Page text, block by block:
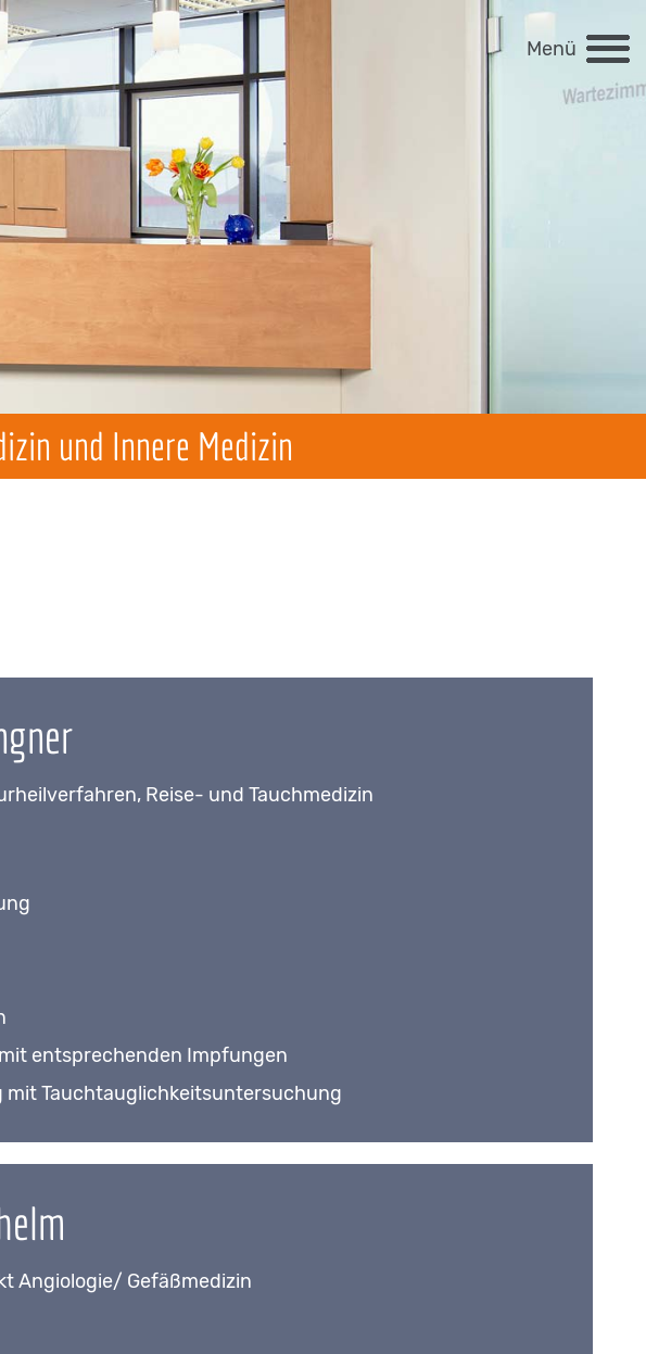
und Innere Medizin
Menü
Reise- und Tauchmedizin
entsprechenden Impfungen
Tauchtauglichkeitsuntersuchung
Angiologie/ Gefäßmedizin